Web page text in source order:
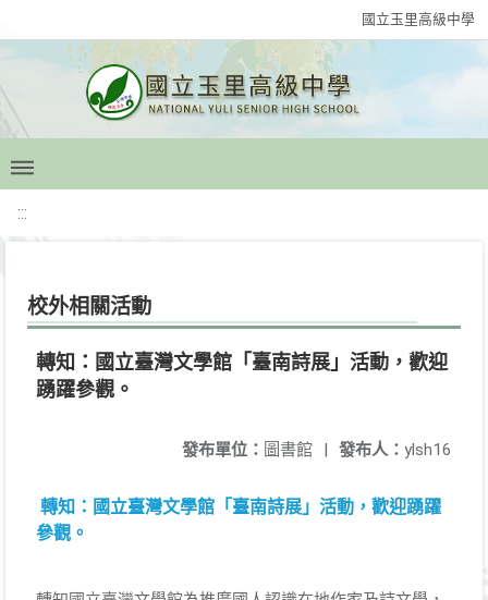
國立玉里高級中學
:::
校外相關活動
轉知：國立臺灣文學館「臺南詩展」活動，歡迎
踴躍參觀。
發布人： ylsh16
發布單位： 圖書館 |
轉知：國立臺灣文學館「臺南詩展」活動，歡迎踴躍
參觀。